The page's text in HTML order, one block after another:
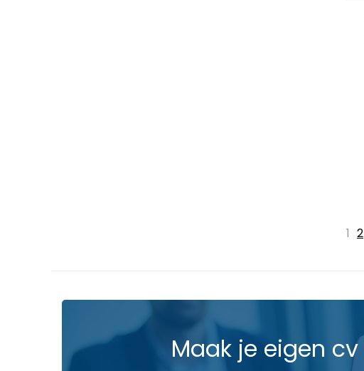
1 2
Maak je eigen cv